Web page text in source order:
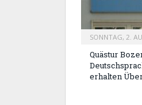
SONNTAG, 2.
Quästur
erhalten